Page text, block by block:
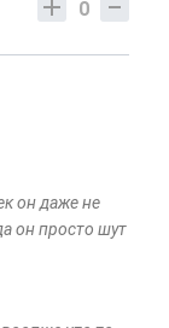
0
он даже не
он просто шут